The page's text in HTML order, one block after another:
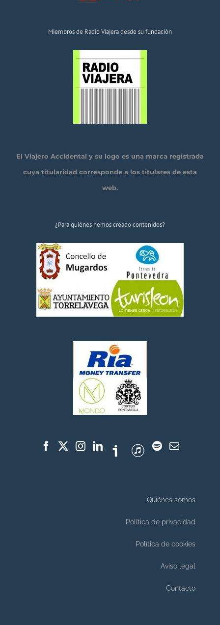
Miembros de Radio Viajera desde su fundación
El Viajero Accidental y su logo es una marca registrada
cuya titularidad corresponde a los titulares de esta
web.
¿Para quiénes hemos creado contenidos?
Quiénes somos
Política de privacidad
Política de cookies
Aviso legal
Contacto